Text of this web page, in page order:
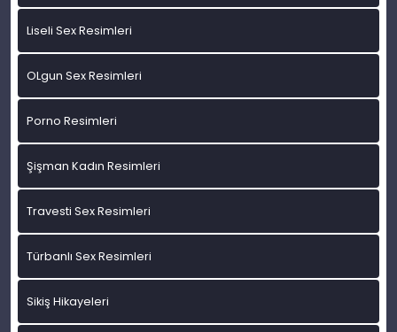
Liseli Sex Resimleri
OLgun Sex Resimleri
Porno Resimleri
Şişman Kadın Resimleri
Travesti Sex Resimleri
Türbanlı Sex Resimleri
Sikiş Hikayeleri